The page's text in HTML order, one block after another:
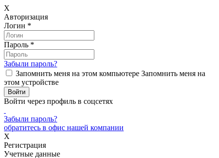
X
Авторизация
Логин *
Пароль *
Забыли пароль?
Запомнить меня на этом компьютере Запомнить меня на
этом устройстве
Войти через профиль в соцсетях
Забыли пароль?
обратитесь в офис нашей компании
X
Регистрация
Учетные данные